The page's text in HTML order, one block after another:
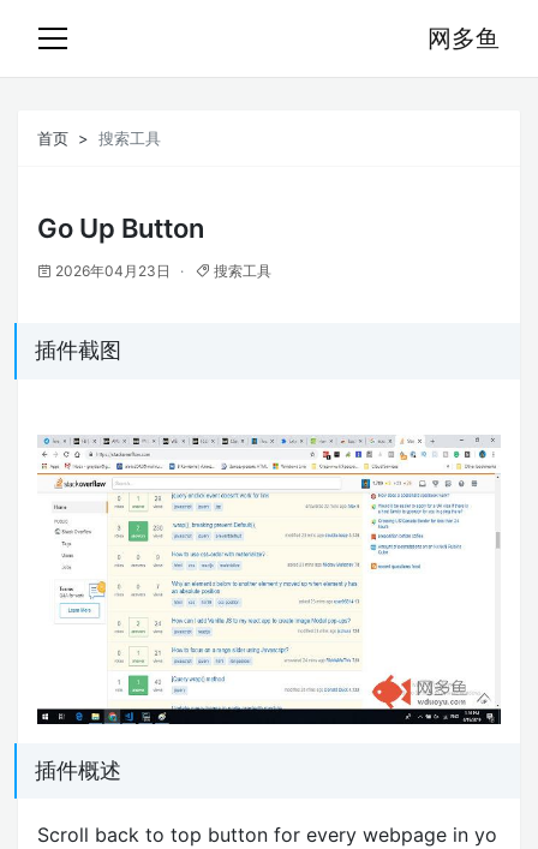
网多鱼
首页 搜索工具
Go Up Button
2026年04月23日 搜索工具
插件截图
插件概述
Scroll back to top button for every webpage in yo